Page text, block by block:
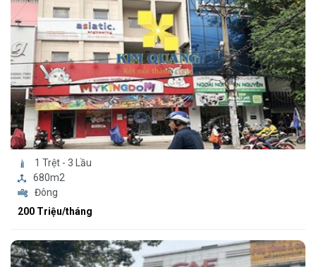
1 Trệt - 3 Lầu
680m2
Đông
200 Triệu/tháng